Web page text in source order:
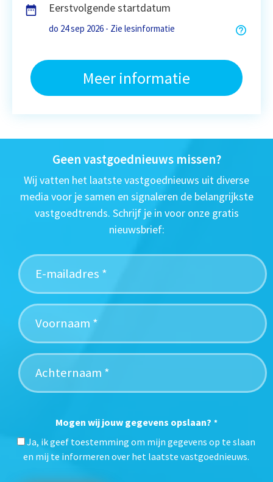
Eerstvolgende startdatum
do 24 sep 2026 - Zie lesinformatie
Meer informatie
Geen vastgoednieuws missen?
Wij vatten het laatste vastgoednieuws uit diverse
media voor je samen en signaleren de belangrijkste
vastgoedtrends. Schrijf je in voor onze gratis
nieuwsbrief:
Mogen wij jouw gegevens opslaan? *
Ja, ik geef toestemming om mijn gegevens op te slaan
en mij te informeren over het laatste vastgoednieuws.